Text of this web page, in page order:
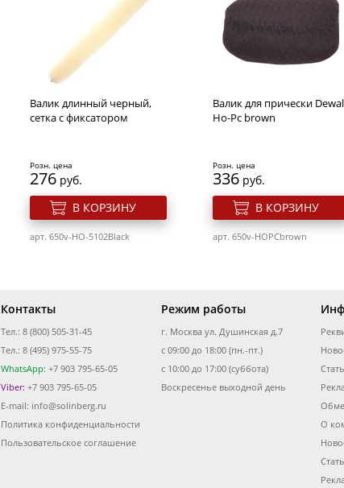
Бигуди-липучки Dewal
Beauty Dbl40
Розн. цена
279
В КОРЗИНУ
Бигуди-липучки Rdewal R-
Vtr17
В КОРЗИНУ
Бигуди пластиковые d 32
мм (12 шт) Dewal Rmhr2
569руб.
В КОРЗИНУ
Бигуди резиновые Dewal
Beauty d
25ммx70мм(10шт)
сиреневые
Валик длинный черный,
сетка с фиксатором
Розн. цена
276 руб.
В КОРЗИНУ
арт. 650v-HO-5102Black
Валик для прически Dewal
Ho-Pc brown
Розн. цена
336 руб.
В КОРЗИНУ
арт. 650v-HOPCbrown
Фен Dewal Simple, черный,
вес 550гр, размер 17см,
Валик для прически Dewal
Контакты
Тел.: 8 (800) 505-31-45
Тел.: 8 (495) 975-55-75
WhatsApp: +7 903 795-65-05
Viber: +7 903 795-65-05
E-mail: info@solinberg.ru
Политика конфиденциальности
Пользовательское соглашение
Режим работы
г. Москва ул. Душинская д.7
с 09:00 до 18:00 (пн.-пт.)
с 10:00 до 17:00 (суббота)
Воскресенье выходной день
О